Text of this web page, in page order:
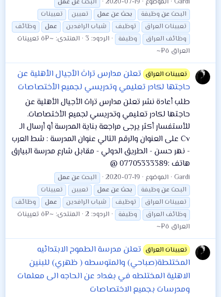
البحث عن عمل
البحث عن وظيفة بحث عن عمل تعيين
تعيينات
تعيينات العراق
توظيف شباب الرافدين عمل
وظائف
وظائف العراق
وظيفة الردود: 3 المنتدى:
~¤ô تعيينات
العراق ô¤~
تعيينات العراق تعلن مدارس تراث الأجيال الأهلية عن
حاجتها لكادر تعليمي وتدريسي لجميع الأختصاصات
طلب أعادة نشر تعلن مدارس تراث الأجيال الأهلية عن
حاجتها لكادر تعليمي وتدريسي لجميع الأختصاصات.
للأستفسار أكثر يرجى مراجعة بناية المدرسة أو أرسال الـ
Cv على العنوان والرقم التالي عنوان المدرسة : شط العرب
- نهر حسن - الطريق الدولي - مقابل شارع مدرسة البيارق
هاتف :07705333389 @
Gardi الموضوع 2020-07-19 البحث عن عمل
البحث عن وظيفة بحث عن عمل تعيين
تعيينات
تعيينات العراق
توظيف شباب الرافدين عمل
وظائف
وظائف العراق
وظيفة الردود: 2 المنتدى:
~¤ô تعيينات
العراق ô¤~
تعيينات العراق تعلن مدرسة الطموح الابتدائيه
المختلطة(صباحي) والمتوسطه ( ظهري) للبنين
الاهلية المختلطه في بغداد عن الحاجه الى معلمات
ومدرسات بجميع الاختصاصات